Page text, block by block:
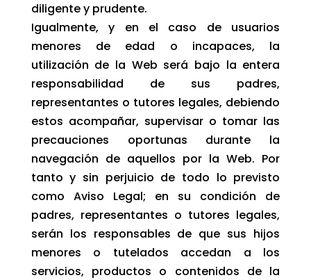
diligente y prudente.
Igualmente, y en el caso de usuarios
menores de edad o incapaces, la
utilización de la Web será bajo la entera
responsabilidad de sus padres,
representantes o tutores legales, debiendo
estos acompañar, supervisar o tomar las
precauciones oportunas durante la
navegación de aquellos por la Web. Por
tanto y sin perjuicio de todo lo previsto
como Aviso Legal; en su condición de
padres, representantes o tutores legales,
serán los responsables de que sus hijos
menores o tutelados accedan a los
servicios, productos o contenidos de la